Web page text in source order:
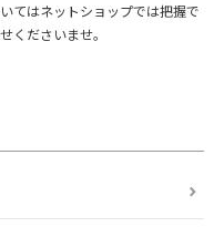
てはネットショップでは把握で
くださいませ。